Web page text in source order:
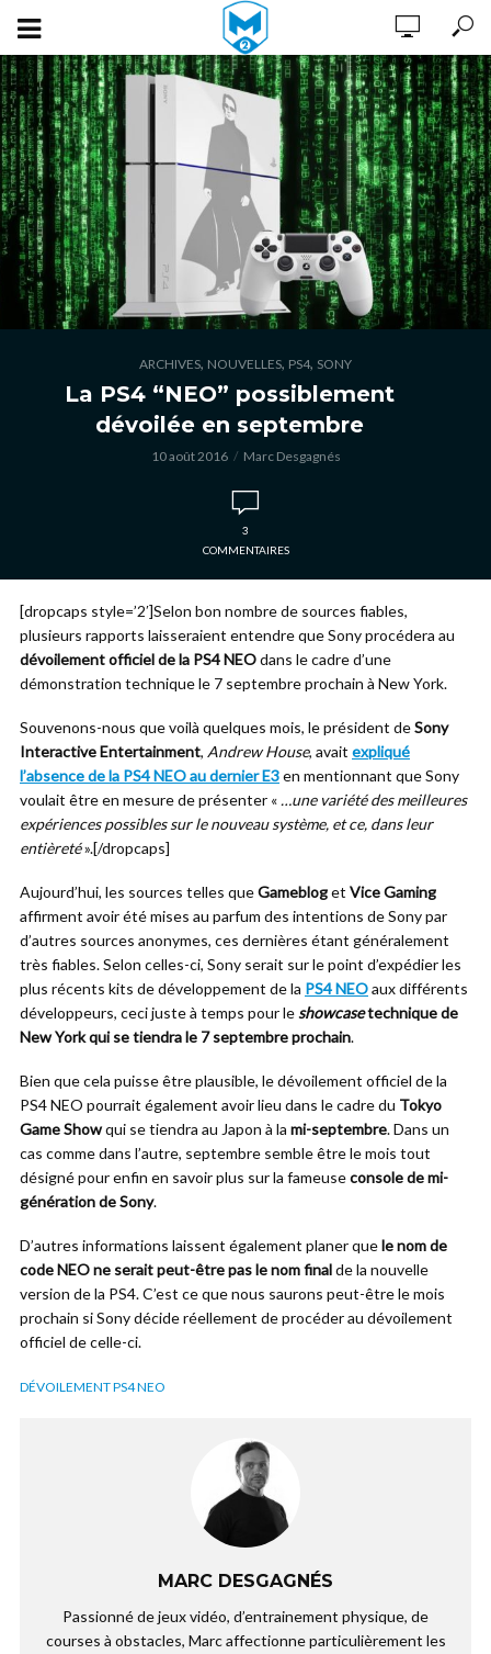
ARCHIVES, NOUVELLES, PS4, SONY
La PS4 “NEO” possiblement
dévoilée en septembre
10 août 2016 Marc Desgagnés
3
COMMENTAIRES
[dropcaps style=’2′]Selon bon nombre de sources fiables,
plusieurs rapports laisseraient entendre que Sony procédera au
dévoilement officiel de la PS4 NEOdans le cadre d’une
démonstration technique le 7 septembre prochain à New York.
Souvenons-nous que voilà quelques mois, le président deSony
Interactive Entertainment, Andrew House, avait expliqué
l’absence de la PS4 NEO au dernier E3en mentionnant que Sony
voulait être en mesure de présenter « …une variété des meilleures
expériences possibles sur le nouveau système, et ce, dans leur
entièreté».[/dropcaps]
Aujourd’hui, les sources telles queGamebloget Vice Gaming
affirment avoir été mises au parfum des intentions de Sony par
d’autres sources anonymes, ces dernières étant généralement
très fiables. Selon celles-ci, Sony serait sur le point d’expédier les
plus récents kits de développement de la PS4 NEOaux différents
développeurs, ceci juste à temps pour leshowcasetechnique de
New York qui se tiendra le 7 septembre prochain.
Bien que cela puisse être plausible, le dévoilement officiel de la
PS4 NEO pourrait également avoir lieu dans le cadre du Tokyo
Game Showqui se tiendra au Japon à la mi-septembre. Dans un
cas comme dans l’autre, septembre semble être le mois tout
désigné pour enfin en savoir plus sur la fameuseconsole de mi-
génération de Sony.
D’autres informations laissent également planer quele nom de
code NEO ne serait peut-être pas le nom finalde la nouvelle
version de la PS4. C’est ce que nous saurons peut-être le mois
prochain si Sony décide réellement de procéder au dévoilement
officiel de celle-ci.
DÉVOILEMENT PS4 NEO
MARC DESGAGNÉS
Passionné de jeux vidéo, d’entrainement physique, de
courses à obstacles, Marc affectionne particulièrement les